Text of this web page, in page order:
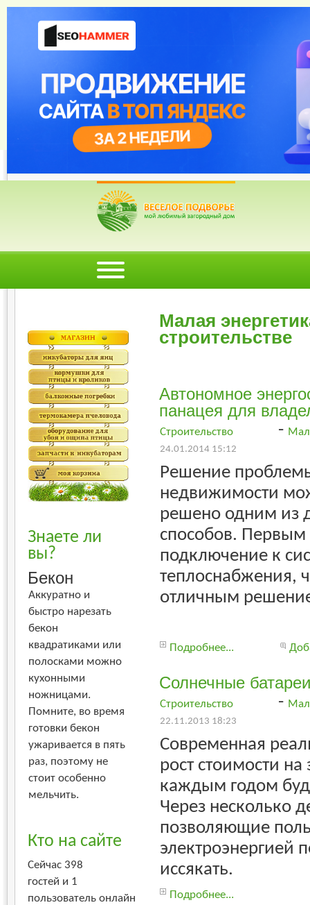
Веселое Подворье- Главная страница Строительство
Энциклопедия
Ошибка при
Знаете ли
вы?
Бекон
Аккуратно и
быстро нарезать
бекон
квадратиками или
полосками можно
кухонными
ножницами.
Помните, во время
готовки бекон
ужаривается в пять
раз, поэтому не
стоит особенно
мельчить.
Кто на сайте
Сейчас 398
гостей и 1
пользователь онлайн
Малая
строительстве
Автономное
панацея для
Строительство -
24.01.2014 15:12
Решение
недвижимости
решено одним из
способов. Первым
подключение к
теплоснабжения,
отличным
Подробнее...
Солнечные
Строительство -
22.11.2013 18:23
Современная
рост стоимости
каждым годом
Через несколько
позволяющие
электроэнергией
иссякать.
Подробнее...